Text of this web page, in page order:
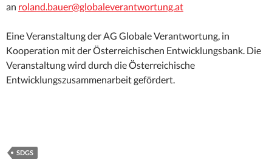
an roland.bauer@globaleverantwortung.at
Eine Veranstaltung der AG Globale Verantwortung, in
Kooperation mit der Österreichischen Entwicklungsbank. Die
Veranstaltung wird durch die Österreichische
Entwicklungszusammenarbeit gefördert.
SDGS